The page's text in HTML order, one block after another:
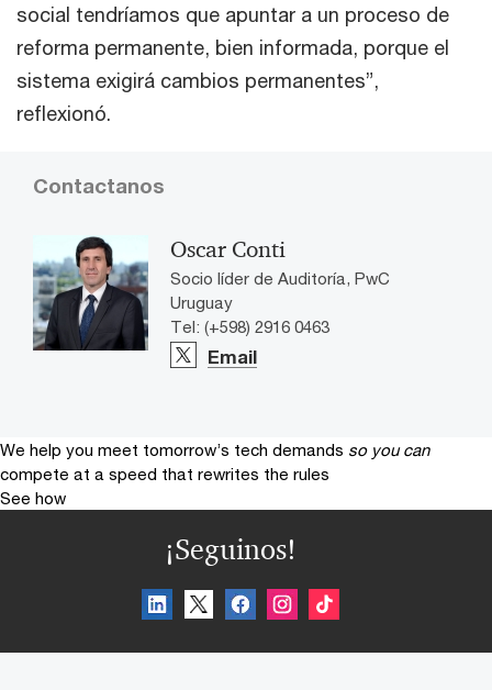
social tendríamos que apuntar a un proceso de
reforma permanente, bien informada, porque el
sistema exigirá cambios permanentes”,
reflexionó.
Contactanos
Oscar Conti
Socio líder de Auditoría, PwC
Uruguay
Tel: (+598) 2916 0463
Email
We help you meet tomorrow’s tech demands so you can
compete at a speed that rewrites the rules
See how
¡Seguinos!